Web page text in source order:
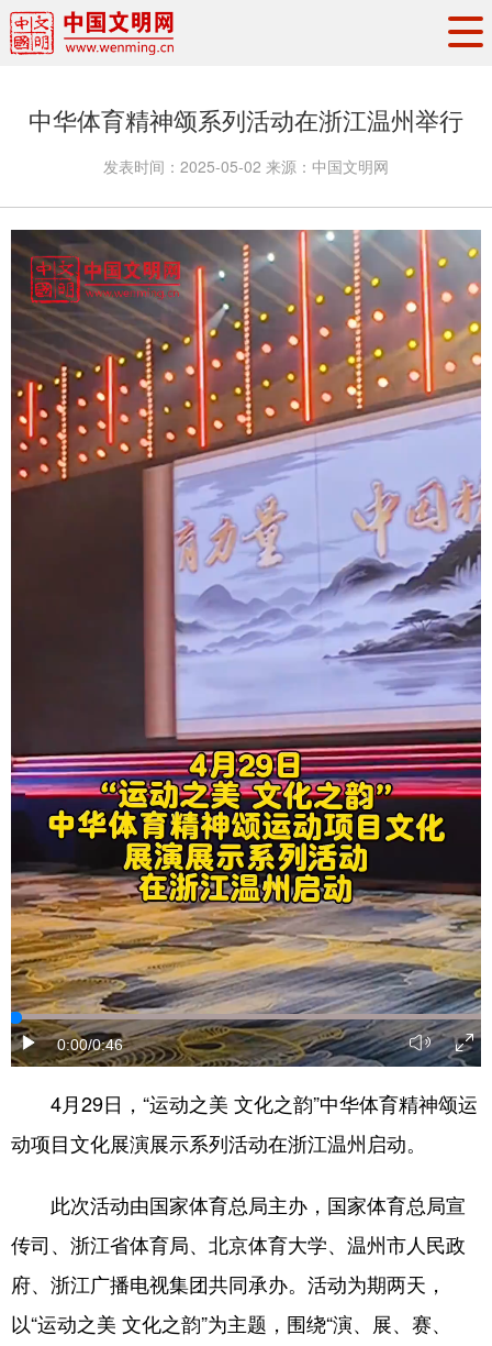
权威发布
资讯联播
地方交流
文明培育
文明实践
文明创建
文明之光
文明影音 文明矩阵
中华体育精神颂系列活动在浙江温州举行
发表时间： 2025-05-02 来源： 中国文明网
0:00/0:46
4月29日，“运动之美 文化之韵”中华体育精神颂运
动项目文化展演展示系列活动在浙江温州启动。
此次活动由国家体育总局主办，国家体育总局宣
传司、浙江省体育局、北京体育大学、温州市人民政
府、浙江广播电视集团共同承办。活动为期两天，
以“运动之美 文化之韵”为主题，围绕“演、展、赛、